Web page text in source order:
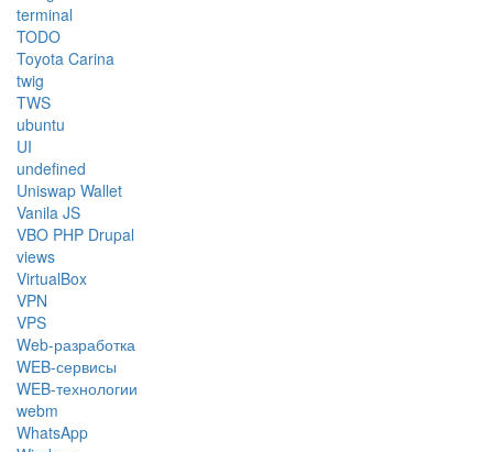
terminal
TODO
Toyota Carina
twig
TWS
ubuntu
UI
undefined
Uniswap Wallet
Vanila JS
VBO PHP Drupal
views
VirtualBox
VPN
VPS
Web-разработка
WEB-сервисы
WEB-технологии
webm
WhatsApp